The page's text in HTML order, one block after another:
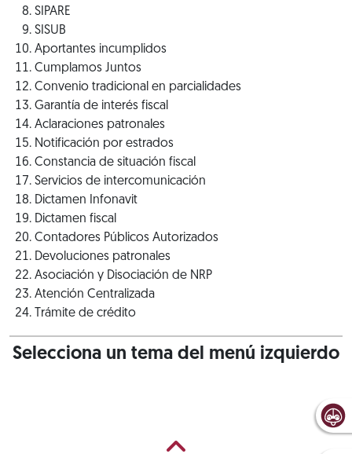
SIPARE
SISUB
Aportantes incumplidos
Cumplamos Juntos
Convenio tradicional en parcialidades
Garantía de interés fiscal
Aclaraciones patronales
Notificación por estrados
Constancia de situación fiscal
Servicios de intercomunicación
Dictamen Infonavit
Dictamen fiscal
Contadores Públicos Autorizados
Devoluciones patronales
Asociación y Disociación de NRP
Atención Centralizada
Trámite de crédito
Selecciona un tema del menú izquierdo